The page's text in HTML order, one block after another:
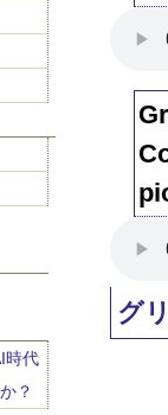
時代
？
グ